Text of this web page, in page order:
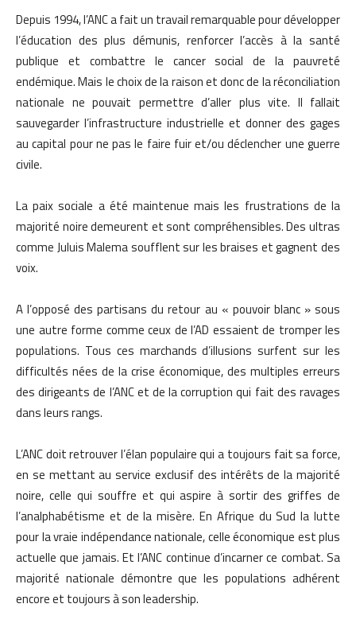
Depuis 1994, l’ANC a fait un travail remarquable pour développer
l’éducation des plus démunis, renforcer l’accès à la santé
publique et combattre le cancer social de la pauvreté
endémique. Mais le choix de la raison et donc de la réconciliation
nationale ne pouvait permettre d’aller plus vite. Il fallait
sauvegarder l’infrastructure industrielle et donner des gages
au capital pour ne pas le faire fuir et/ou déclencher une guerre
civile.
La paix sociale a été maintenue mais les frustrations de la
majorité noire demeurent et sont compréhensibles. Des ultras
comme Juluis Malema soufflent sur les braises et gagnent des
voix.
A l’opposé des partisans du retour au « pouvoir blanc » sous
une autre forme comme ceux de l’AD essaient de tromper les
populations. Tous ces marchands d’illusions surfent sur les
difficultés nées de la crise économique, des multiples erreurs
des dirigeants de l’ANC et de la corruption qui fait des ravages
dans leurs rangs.
L’ANC doit retrouver l’élan populaire qui a toujours fait sa force,
en se mettant au service exclusif des intérêts de la majorité
noire, celle qui souffre et qui aspire à sortir des griffes de
l’analphabétisme et de la misère. En Afrique du Sud la lutte
pour la vraie indépendance nationale, celle économique est plus
actuelle que jamais. Et l’ANC continue d’incarner ce combat. Sa
majorité nationale démontre que les populations adhérent
encore et toujours à son leadership.